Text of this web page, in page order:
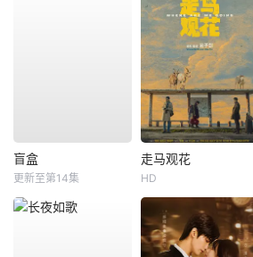
盲盒
更新至第14集
走马观花
HD